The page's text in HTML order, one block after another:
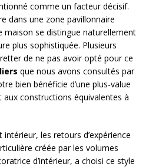
comme un facteur décisif.
dans une zone pavillonnaire
maison se distingue naturellement
plus sophistiquée. Plusieurs
de ne pas avoir opté pour ce
que nous avons consultés par
bien bénéficie d’une plus-value
constructions équivalentes à
les retours d’expérience
créée par les volumes
d’intérieur, a choisi ce style